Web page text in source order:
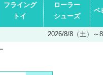
フライング
トイ
ローラー
シューズ
ベ
2026/8/8（土）～